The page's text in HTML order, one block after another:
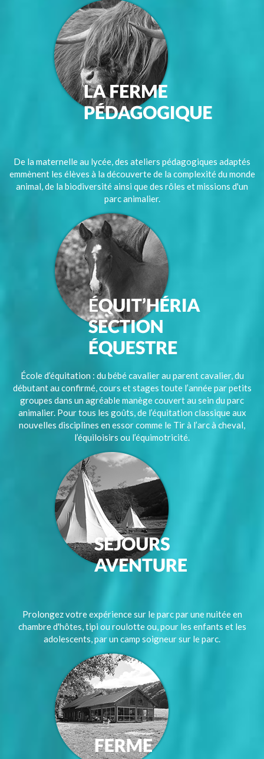
De la maternelle au lycée, des ateliers pédagogiques adaptés
emmènent les élèves à la découverte de la complexité du monde
animal, de la biodiversité ainsi que des rôles et missions d'un
parc animalier.
École d’équitation : du bébé cavalier au parent cavalier, du
débutant au confirmé, cours et stages toute l’année par petits
groupes dans un agréable manège couvert au sein du parc
animalier. Pour tous les goûts, de l’équitation classique aux
nouvelles disciplines en essor comme le Tir à l’arc à cheval,
l’équiloisirs ou l’équimotricité.
Prolongez votre expérience sur le parc par une nuitée en
chambre d'hôtes, tipi ou roulotte ou, pour les enfants et les
adolescents, par un camp soigneur sur le parc.